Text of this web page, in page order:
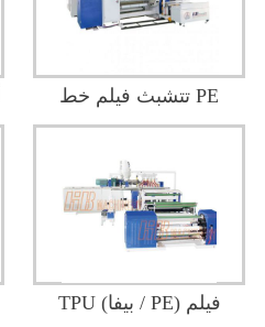
تتشبث فيلم خط PE
مقذوف شارك في خمسة
(ثلاثة محاور نظام لف)
TPU (بيفا / PE) فيلم